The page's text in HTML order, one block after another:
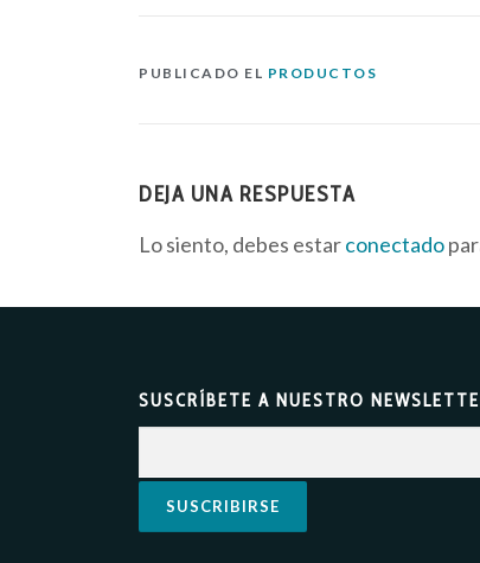
PUBLICADO EL PRODUCTOS
DEJA UNA RESPUESTA
Lo siento, debes estarconectado
SUSCRÍBETE A NUESTRO